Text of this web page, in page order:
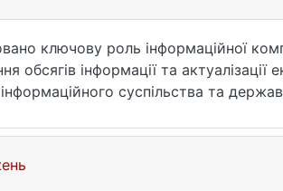
ключову роль інформаційної
обсягів інформації та
суспільства та
її збору, обробки та первинного
прийняття рішень (СППР). Особливу
Data Mining-технологій для